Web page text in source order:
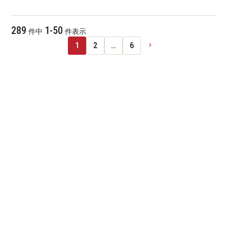
289 件中 1-50 件表示
1 2 … 6